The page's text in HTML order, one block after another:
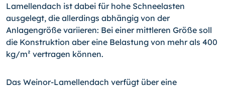
Lamellendach ist dabei für hohe Schneelasten
ausgelegt, die allerdings abhängig von der
Anlagengröße variieren: Bei einer mittleren Größe soll
die Konstruktion aber eine Belastung von mehr als 400
kg/m² vertragen können.
Das Weinor-Lamellendach verfügt über eine